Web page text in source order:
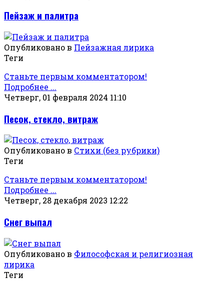
Пейзаж и палитра
Опубликовано в Пейзажная лирика
Теги
Станьте первым комментатором!
Подробнее ...
Четверг, 01 февраля 2024 11:10
Песок, стекло, витраж
Опубликовано в Стихи (без рубрики)
Теги
Станьте первым комментатором!
Подробнее ...
Четверг, 28 декабря 2023 12:22
Снег выпал
Опубликовано в Философская и религиозная
лирика
Теги